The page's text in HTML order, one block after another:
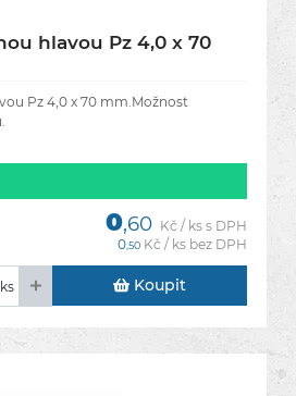
hlavou Pz 4,0 x 70
Pz 4,0 x 70 mm.Možnost
0,60 Kč / ks s DPH
0,50 Kč / ks bez DPH
ks Koupit